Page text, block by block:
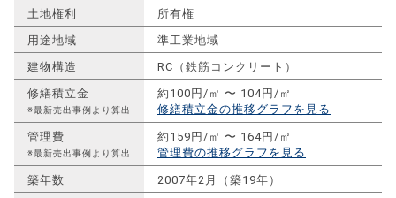
土地権利
所有権
用途地域
準工業地域
建物構造
RC（鉄筋コンクリート）
修繕積立金
※最新売出事例より算出
約100円/㎡ 〜 104円/㎡
修繕積立金の推移グラフを見る
管理費
※最新売出事例より算出
約159円/㎡ 〜 164円/㎡
管理費の推移グラフを見る
築年数
2007年2月（築19年）